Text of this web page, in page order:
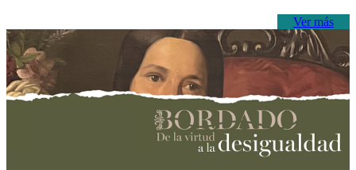
Ver más